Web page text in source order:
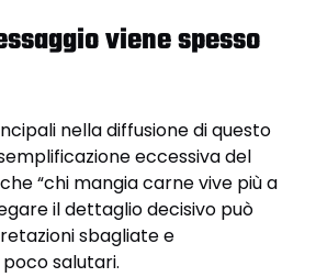
viene spesso
nella diffusione di questo
eccessiva del
“chi mangia carne vive più a
il dettaglio decisivo può
sbagliate e
salutari.